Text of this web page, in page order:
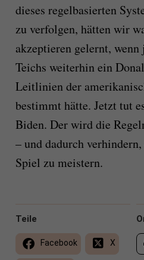
dieses regelbasierten
zu verfolgen, hätten wir
akzeptieren gelernt, wenn
Teichs weiterhin ein
Leitlinien der
bestimmt hätte. Jetzt tut
Biden. Der wird die
– und dadurch
Spiel zu meistern.
Teile
Facebook X